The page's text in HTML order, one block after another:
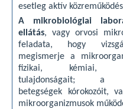
esetleg aktív
A mikrobiológiai
ellátás, vagy orvosi
feladata, hogy
megismerje a
fizikai, kémiai,
tulajdonságait; a
betegségek kórokozóit,
mikroorganizmusok